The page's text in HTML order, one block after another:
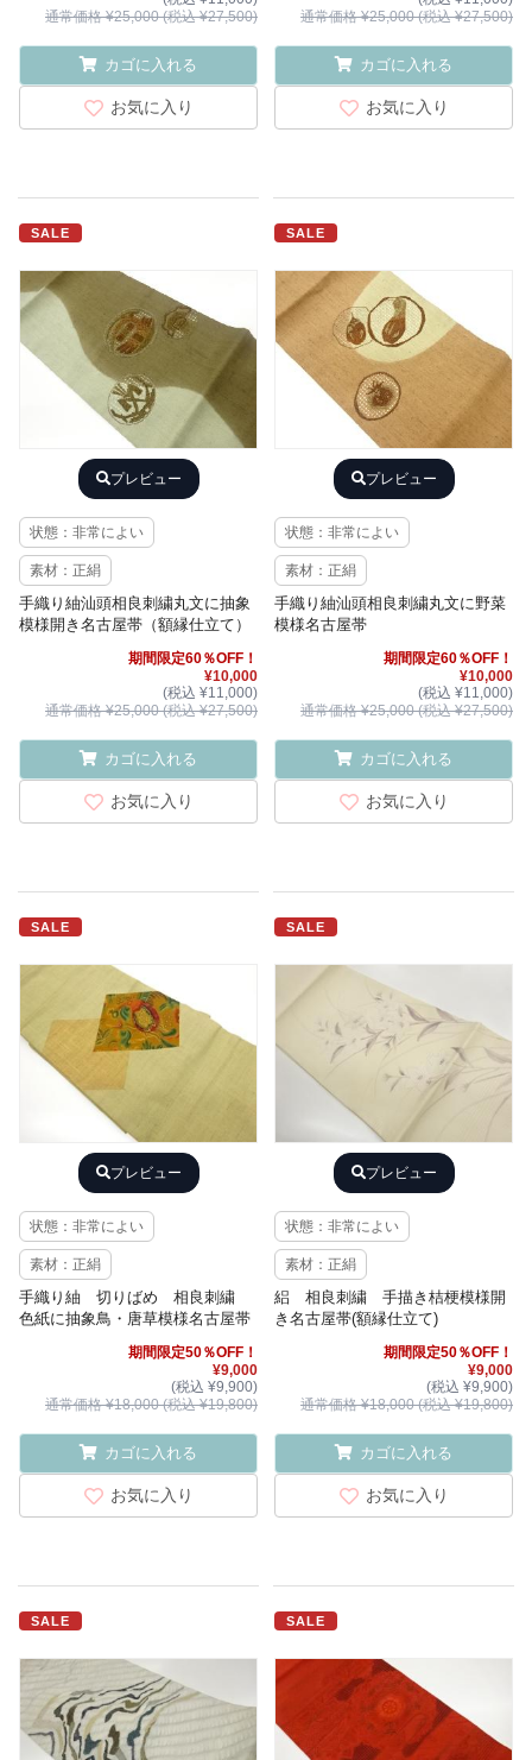
通常価格 ¥25,000 (税込 ¥27,500)
カゴに入れる
お気に入り
通常価格 ¥25,000 (税込 ¥27,500)
カゴに入れる
お気に入り
SALE
プレビュー
状態：非常によい
素材：正絹
手織り紬汕頭相良刺繍丸文に抽象
模様開き名古屋帯（額縁仕立て）
期間限定60％OFF！
¥10,000
(税込 ¥11,000)
通常価格 ¥25,000 (税込 ¥27,500)
カゴに入れる
お気に入り
SALE
プレビュー
状態：非常によい
素材：正絹
手織り紬汕頭相良刺繍丸文に野菜
模様名古屋帯
期間限定60％OFF！
¥10,000
(税込 ¥11,000)
通常価格 ¥25,000 (税込 ¥27,500)
カゴに入れる
お気に入り
SALE
プレビュー
状態：非常によい
素材：正絹
手織り紬 切りばめ 相良刺繍
色紙に抽象鳥・唐草模様名古屋帯
期間限定50％OFF！
¥9,000
(税込 ¥9,900)
通常価格 ¥18,000 (税込 ¥19,800)
カゴに入れる
お気に入り
SALE
プレビュー
状態：非常によい
素材：正絹
絽 相良刺繍 手描き桔梗模様開
き名古屋帯(額縁仕立て)
期間限定50％OFF！
¥9,000
(税込 ¥9,900)
通常価格 ¥18,000 (税込 ¥19,800)
カゴに入れる
お気に入り
SALE SALE